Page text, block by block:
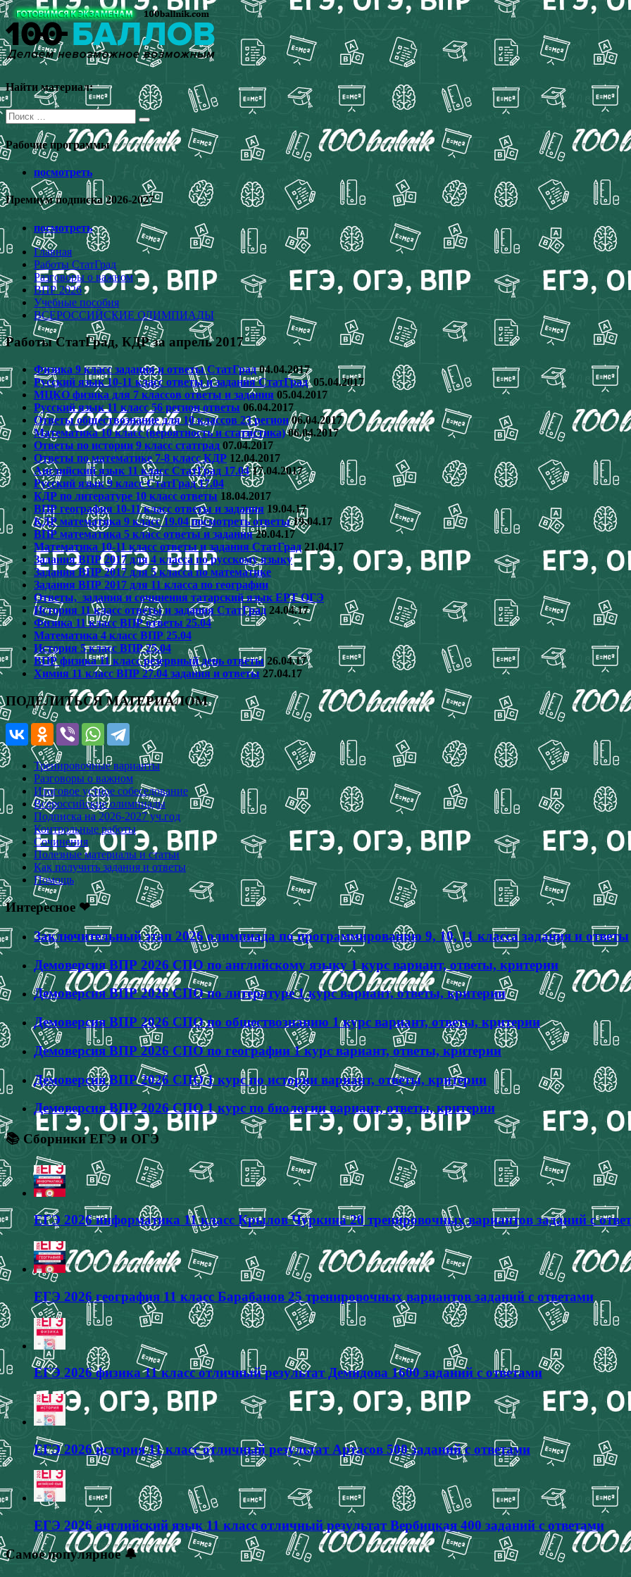
Перейти
к
содержимому
Найти материал:
Поиск
для:
Рабочие программы
посмотреть
Премиум подписка 2026-2027
посмотреть
Главная
Работы СтатГрад
Разговоры о важном
ВПР 2026
Учебные пособия
ВСЕРОССИЙСКИЕ ОЛИМПИАДЫ
Работы СтатГрад, КДР за апрель 2017
Физика 9 класс задания и ответы СтатГрад04.04.2017
Русский язык 10-11 класс ответы и задания СтатГрад05.04.2017
МЦКО физика для 7 классов ответы и задания 05.04.2017
Русский язык 11 класс 56 регион ответы 06.04.2017
Ответы обществознание для 10 классов 23 регион06.04.2017
Математика 10 класс (вероятность и статистика)06.04.2017
Ответы по истории 9 класс статград 07.04.2017
Ответы по математике 7-8 класс КДР 12.04.2017
Английский язык 11 класс СтатГрад 17.0417.04.2017
Русский язык 9 класс СтатГрад 17.04
КДР по литературе 10 класс ответы 18.04.2017
ВПР география 10-11 класс ответы и задания 19.04.17
КДР математика 9 класс 19.04 посмотреть ответы19.04.17
ВПР математика 5 класс ответы и задания20.04.17
Математика 10-11 класс ответы и задания СтатГрад21.04.17
Задания ВПР 2017 для 4 класса по русскому языку
Задания ВПР 2017 для 5 класса по математике
Задания ВПР 2017 для 11 класса по географии
Ответы, задания и сочинения татарский язык ЕРТ ОГЭ
История 11 класс ответы и задания СтатГрад 24.04.17
Физика 11 класс ВПР ответы 25.04
Математика 4 класс ВПР 25.04
История 5 класс ВПР 25.04
ВПР физика 11 класс резервный день ответы 26.04.17
Химия 11 класс ВПР 27.04 задания и ответы 27.04.17
ПОДЕЛИТЬСЯ МАТЕРИАЛОМ
Тренировочные варианты
Разговоры о важном
Итоговое устное собеседование
Всероссийские олимпиады
Подписка на 2026-2027 уч.год
Контрольные работы
Сочинения
Полезные материалы и статьи
Как получить задания и ответы
Помощь
Интересное ❤
Заключительный этап 2026 олимпиада по программированию 9, 10, 11 класса задания и ответы
Демоверсия ВПР 2026 СПО по английскому языку 1 курс вариант, ответы, критерии
Демоверсия ВПР 2026 СПО по литературе 1 курс вариант, ответы, критерии
Демоверсия ВПР 2026 СПО по обществознанию 1 курс вариант, ответы, критерии
Демоверсия ВПР 2026 СПО по географии 1 курс вариант, ответы, критерии
Демоверсия ВПР 2026 СПО 1 курс по истории вариант, ответы, критерии
Демоверсия ВПР 2026 СПО 1 курс по биологии вариант, ответы, критерии
📚 Сборники ЕГЭ и ОГЭ
ЕГЭ 2026 информатика 11 класс Крылов Чуркина 20 тренировочных вариантов заданий с
ЕГЭ 2026 география 11 класс Барабанов 25 тренировочных вариантов заданий с ответами
ЕГЭ 2026 физика 11 класс отличный результат Демидова 1600 заданий с ответами
ЕГЭ 2026 история 11 класс отличный результат Артасов 500 заданий с ответами
ЕГЭ 2026 английский язык 11 класс отличный результат Вербицкая 400 заданий с ответами
Самое популярное 🔔